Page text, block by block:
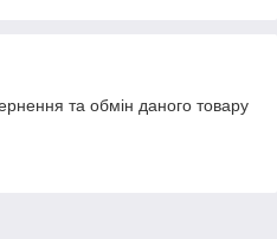
та обмін даного товару